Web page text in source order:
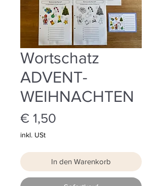
Wortschatz
ADVENT-
WEIHNACHTEN
€ 1,50
inkl. USt
In den Warenkorb